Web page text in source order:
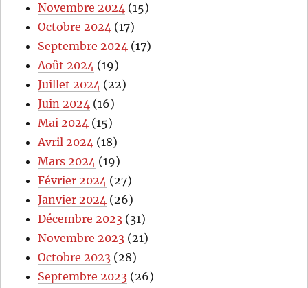
Novembre 2024 (15)
Octobre 2024 (17)
Septembre 2024 (17)
Août 2024 (19)
Juillet 2024 (22)
Juin 2024 (16)
Mai 2024 (15)
Avril 2024 (18)
Mars 2024 (19)
Février 2024 (27)
Janvier 2024 (26)
Décembre 2023 (31)
Novembre 2023 (21)
Octobre 2023 (28)
Septembre 2023 (26)